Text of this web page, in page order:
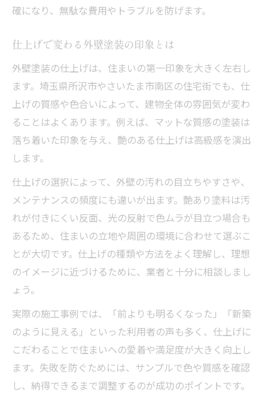
確になり、無駄な費用やトラブルを防げます。
仕上げで変わる外壁塗装の印象とは
外壁塗装の仕上げは、住まいの第一印象を大きく左右し
ます。埼玉県所沢市やさいたま市南区の住宅街でも、仕
上げの質感や色合いによって、建物全体の雰囲気が変わ
ることはよくあります。例えば、マットな質感の塗装は
落ち着いた印象を与え、艶のある仕上げは高級感を演出
します。
仕上げの選択によって、外壁の汚れの目立ちやすさや、
メンテナンスの頻度にも違いが出ます。艶あり塗料は汚
れが付きにくい反面、光の反射で色ムラが目立つ場合も
あるため、住まいの立地や周囲の環境に合わせて選ぶこ
とが大切です。仕上げの種類や方法をよく理解し、理想
のイメージに近づけるために、業者と十分に相談しまし
ょう。
実際の施工事例では、「前よりも明るくなった」「新築
のように見える」といった利用者の声も多く、仕上げに
こだわることで住まいへの愛着や満足度が大きく向上し
ます。失敗を防ぐためには、サンプルで色や質感を確認
し、納得できるまで調整するのが成功のポイントです。